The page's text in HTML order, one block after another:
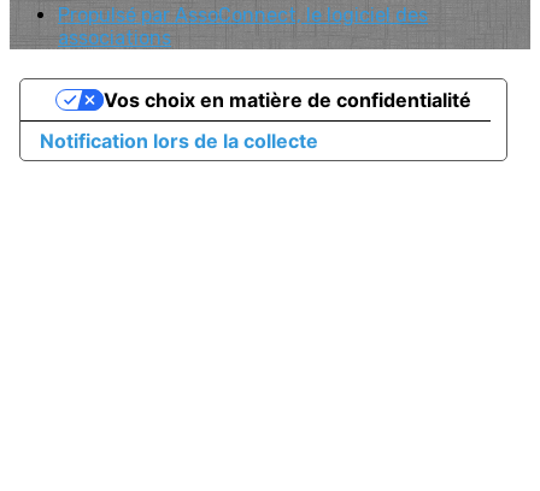
Propulsé par AssoConnect, le logiciel des
associations
Notification lors de la collecte
Vos choix en matière de confidentialité